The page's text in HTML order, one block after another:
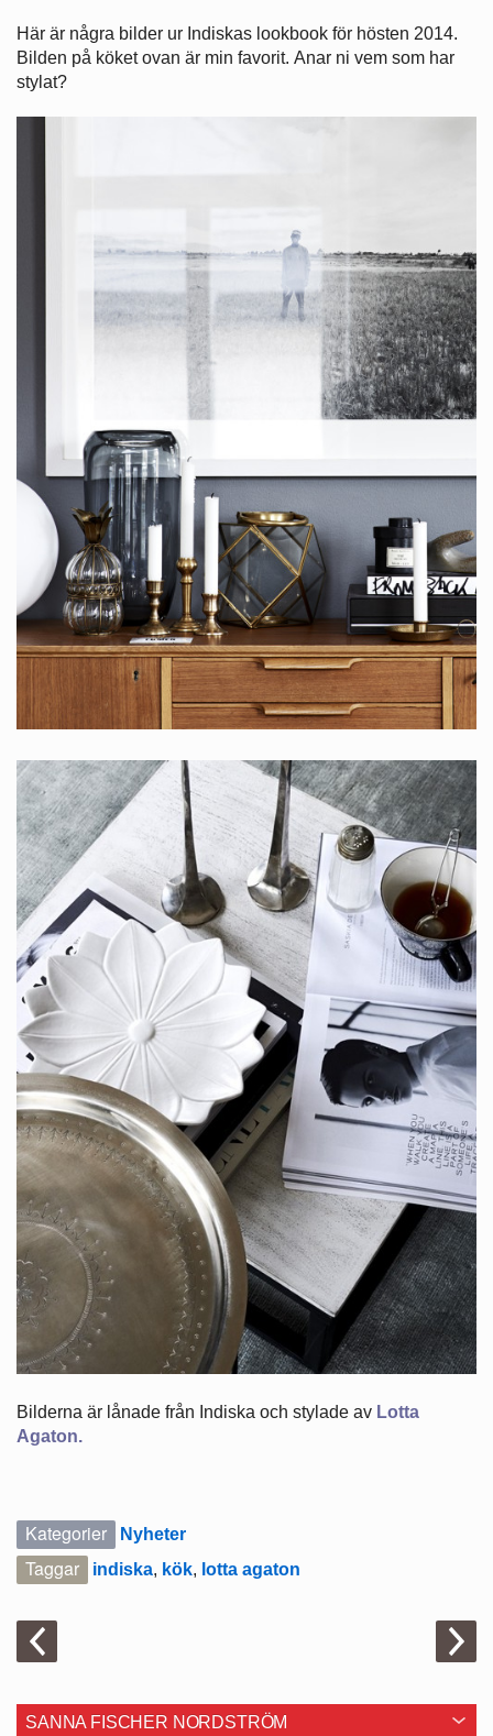
Här är några bilder ur Indiskas lookbook för hösten 2014.
Bilden på köket ovan är min favorit. Anar ni vem som har
stylat?
Bilderna är lånade från Indiska och stylade av Lotta
Agaton.
Kategorier Nyheter
Taggar indiska, kök, lotta agaton
SANNA FISCHER NORDSTRÖM